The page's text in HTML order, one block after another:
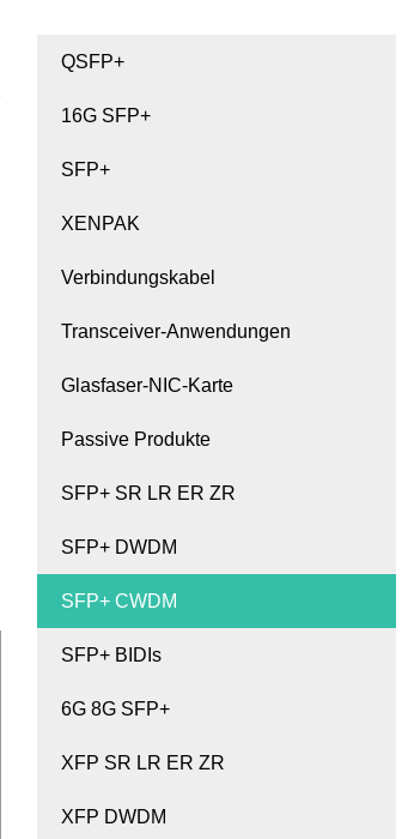
QSFP+
16G SFP+
SFP+
XENPAK
Verbindungskabel
Transceiver-Anwendungen
Glasfaser-NIC-Karte
Passive Produkte
SFP+ SR LR ER ZR
SFP+ DWDM
SFP+ CWDM
SFP+ BIDIs
6G 8G SFP+
XFP SR LR ER ZR
XFP DWDM